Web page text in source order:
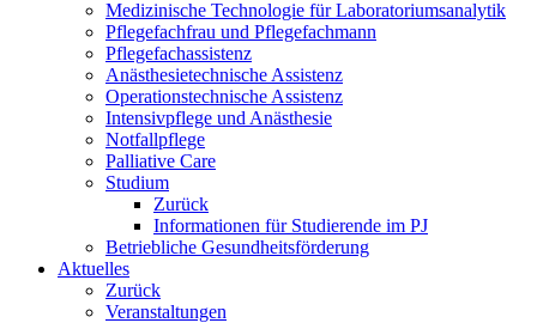
Medizinische Technologie für Laboratoriumsanalytik
Pflegefachfrau und Pflegefachmann
Pflegefachassistenz
Anästhesietechnische Assistenz
Operationstechnische Assistenz
Intensivpflege und Anästhesie
Notfallpflege
Palliative Care
Studium
Zurück
Informationen für Studierende im PJ
Betriebliche Gesundheitsförderung
Aktuelles
Zurück
Veranstaltungen